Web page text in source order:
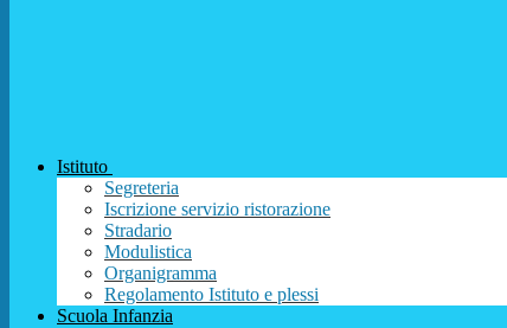
Istituto
Segreteria
Iscrizione servizio ristorazione
Stradario
Modulistica
Organigramma
Regolamento Istituto e plessi
Scuola Infanzia